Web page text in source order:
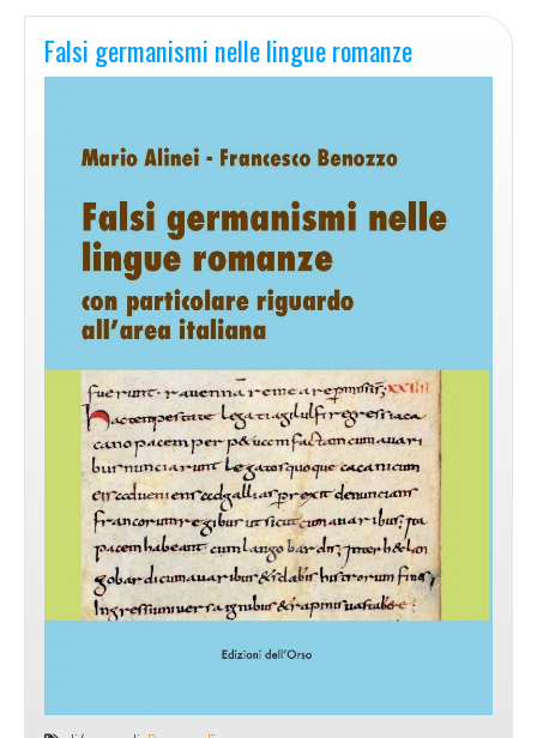
Falsi germanismi nelle lingue romanze